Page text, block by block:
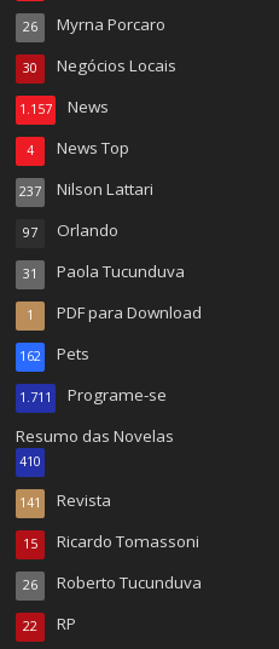
Myrna Porcaro
26
Negócios Locais
30
News
1.157
News Top
4
Nilson Lattari
237
Orlando
97
Paola Tucunduva
31
PDF para Download
1
Pets
162
Programe-se
1.711
Resumo das Novelas
410
Revista
141
Ricardo Tomassoni
15
Roberto Tucunduva
26
RP
22